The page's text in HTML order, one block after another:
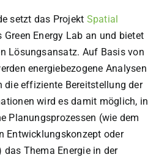
setzt das Projekt Spatial
Green Energy Lab an und bietet
Lösungsansatz. Auf Basis von
energiebezogene Analysen
die effiziente Bereitstellung der
wird es damit möglich, in
Planungsprozessen (wie dem
Entwicklungskonzept oder
Thema Energie in der